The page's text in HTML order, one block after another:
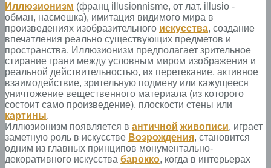
Иллюзионизм (франц illusionnisme, от лат. illusio -
обман, насмешка), имитация видимого мира в
произведениях изобразительного искусства, создание
впечатления реально существующих предметов и
пространства. Иллюзионизм предполагает зрительное
стирание грани между условным миром изображения и
реальной действительностью, их перетекание, активное
взаимодействие, зрительную подмену или кажущееся
уничтожение вещественного материала (из которого
состоит само произведение), плоскости стены или
картины.
Иллюзионизм появляется в античной живописи, играет
заметную роль в искусстве Возрождения, становится
одним из главных принципов монументально-
декоративного искусства барокко, когда в интерьерах